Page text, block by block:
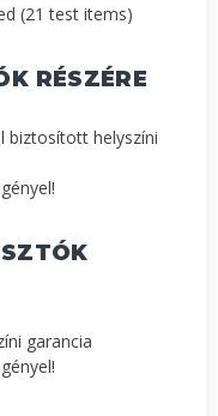
(21 test items)
RÉSZÉRE
biztosított helyszíni
garancia